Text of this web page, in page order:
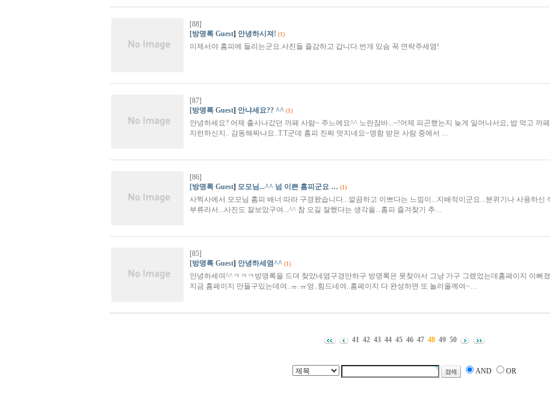
[88]
[방명록 Guest] 안녕하시져! (1)
이제서야 홈피에 들리는군요.사진들 즐감하고 갑니다.번개 있슴 꼭 연락주세염!
[87]
[방명록 Guest] 안냐세요?? ^^ (1)
안녕하세요? 어제 출사나갔던 까페 사람~ 주느에요^^ 노란잠바...~!어제 피곤했는지 늦게 일어나서요, 밥 먹고 까
지런하신지.. 감동해짜나요..T.T군데 홈피 진짜 멋지네요~명함 받은 사람 중에서 …
[86]
[방명록 Guest] 모모님...^^ 넘 이쁜 홈피군요 … (1)
사찍사에서 모모님 홈피 배너 따라 구경왔습니다...깔끔하고 이쁘다는 느낌이...지배적이군요...분위기나 사용하신
부류라서...사진도 잘보았구여...^^ 참 오길 잘했다는 생각을...홈피 즐겨찾기 추…
[85]
[방명록 Guest] 안녕하세염^^ (1)
안녕하세여^^ㅋㅋㅋ방명록을 드뎌 찾았네염구경만하구 방명록은 못찾아서 그냥 가구 그랬었는데홈페이지 이뻐
지금 홈페이지 만들구있는데여..ㅠ.ㅠ엉..힘드네여..홈페이지 다 완성하면 또 놀러올께여~…
41 42 43 44 45 46 47 48 49 50
AND OR